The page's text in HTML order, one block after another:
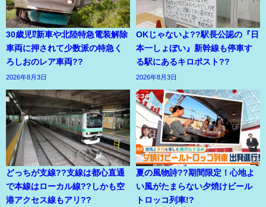
30歳児⁉新車や北陸特急電装解除
車両に押されて少数派の特急く
ろしおのレア車両??
2026年8月3日
OKじゃないよ??駅長公認の『日
本一しょぼい』新幹線も停車す
る駅にあるキロポスト??
2026年8月3日
どっちが支線??支線は都心直通
で本線はローカル線??しかも空
港アクセス線もアリ??
夏の風物詩??期間限定！心地よ
い風がたまらない夕焼けビール
トロッコ列車!?